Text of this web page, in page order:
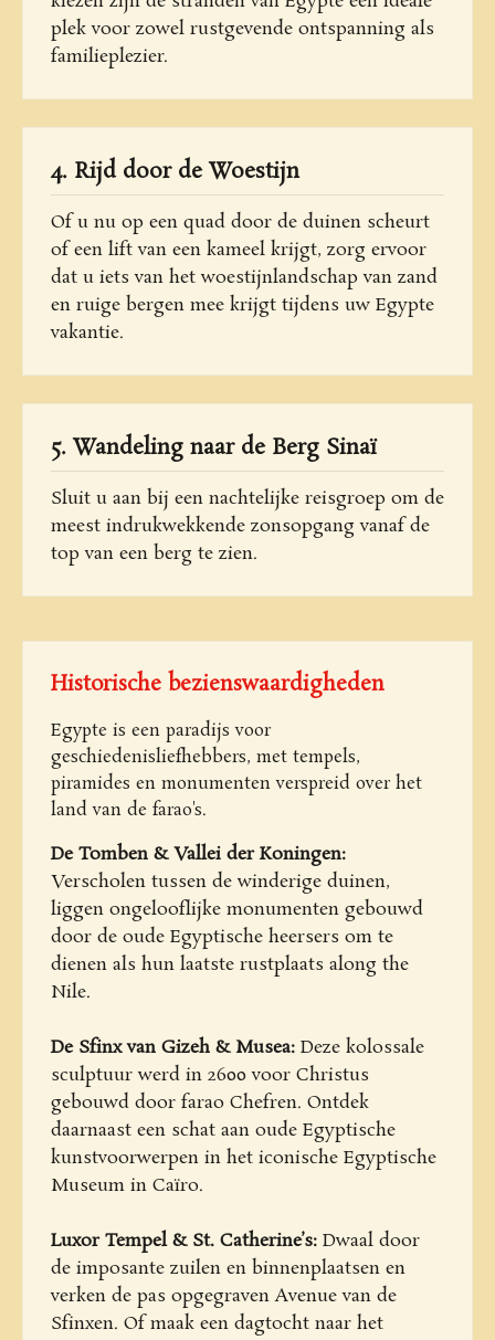
plek voor zowel rustgevende ontspanning als
familieplezier.
4. Rijd door de Woestijn
Of u nu op een quad door de duinen scheurt
of een lift van een kameel krijgt, zorg ervoor
dat u iets van het woestijnlandschap van zand
en ruige bergen mee krijgt tijdens uw Egypte
vakantie.
5. Wandeling naar de Berg Sinaï
Sluit u aan bij een nachtelijke reisgroep om de
meest indrukwekkende zonsopgang vanaf de
top van een berg te zien.
Historische bezienswaardigheden
Egypte is een paradijs voor
geschiedenisliefhebbers, met tempels,
piramides en monumenten verspreid over het
land van de farao's.
De Tomben & Vallei der Koningen:
Verscholen tussen de winderige duinen,
liggen ongelooflijke monumenten gebouwd
door de oude Egyptische heersers om te
dienen als hun laatste rustplaats along the
Nile.
De Sfinx van Gizeh & Musea: Deze kolossale
sculptuur werd in 2600 voor Christus
gebouwd door farao Chefren. Ontdek
daarnaast een schat aan oude Egyptische
kunstvoorwerpen in het iconische Egyptische
Museum in Caïro.
Luxor Tempel & St. Catherine’s: Dwaal door
de imposante zuilen en binnenplaatsen en
verken de pas opgegraven Avenue van de
Sfinxen. Of maak een dagtocht naar het